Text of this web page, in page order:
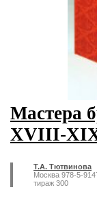
Мастера
XVIII-
Т.А. Тютвинова
Москва 978-5-
тираж 300